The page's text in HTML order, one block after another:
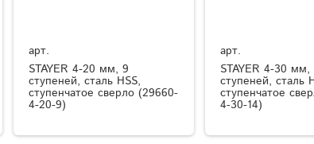
арт.
STAYER 4-20 мм, 9
ступеней, сталь HSS,
ступенчатое сверло (29660-
4-20-9)
арт.
STAYER 4-30 мм,
ступеней, сталь
ступенчатое
4-30-14)